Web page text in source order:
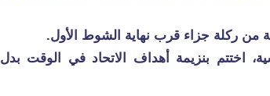
من ركلة جزاء قرب نهاية الشوط الأول.
اختتم بنزيمة أهداف الاتحاد في الوقت بدل